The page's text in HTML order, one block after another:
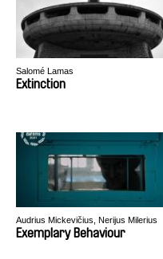
Salomé Lamas
Extinction
Audrius Mickevičius, Nerijus Milerius
Exemplary Behaviour